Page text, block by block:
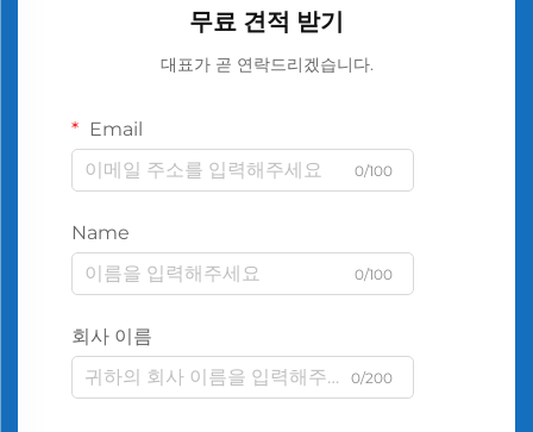
무료 견적 받기
대표가 곧 연락드리겠습니다.
Email
0/100
Name
0/100
회사 이름
0/200